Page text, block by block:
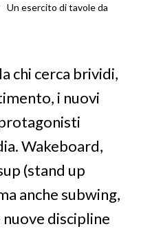
Un esercito di tavole da
chi cerca brividi,
i nuovi
Wakeboard,
(stand up
anche subwing,
discipline